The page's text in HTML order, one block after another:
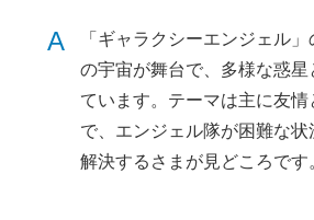
A
「ギャラクシーエンジェル
の宇宙が舞台で、多様な惑
ています。テーマは主に友情
で、エンジェル隊が困難な状
解決するさまが見どころです